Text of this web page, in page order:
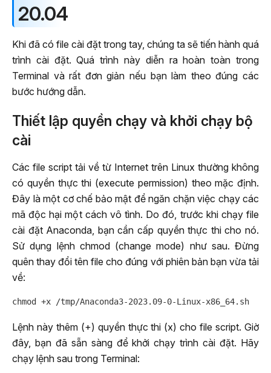
20.04
Khi đã có file cài đặt trong tay, chúng ta sẽ tiến hành quá
trình cài đặt. Quá trình này diễn ra hoàn toàn trong
Terminal và rất đơn giản nếu bạn làm theo đúng các
bước hướng dẫn.
Thiết lập quyền chạy và khởi chạy bộ
cài
Các file script tải về từ Internet trên Linux thường không
có quyền thực thi (execute permission) theo mặc định.
Đây là một cơ chế bảo mật để ngăn chặn việc chạy các
mã độc hại một cách vô tình. Do đó, trước khi chạy file
cài đặt Anaconda, bạn cần cấp quyền thực thi cho nó.
Sử dụng lệnh chmod (change mode) như sau. Đừng
quên thay đổi tên file cho đúng với phiên bản bạn vừa tải
về:
Lệnh này thêm (+) quyền thực thi (x) cho file script. Giờ
đây, bạn đã sẵn sàng để khởi chạy trình cài đặt. Hãy
chạy lệnh sau trong Terminal: